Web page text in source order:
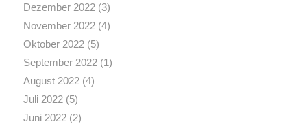
Dezember 2022(3)
November 2022(4)
Oktober 2022(5)
September 2022(1)
August 2022(4)
Juli 2022(5)
Juni 2022(2)